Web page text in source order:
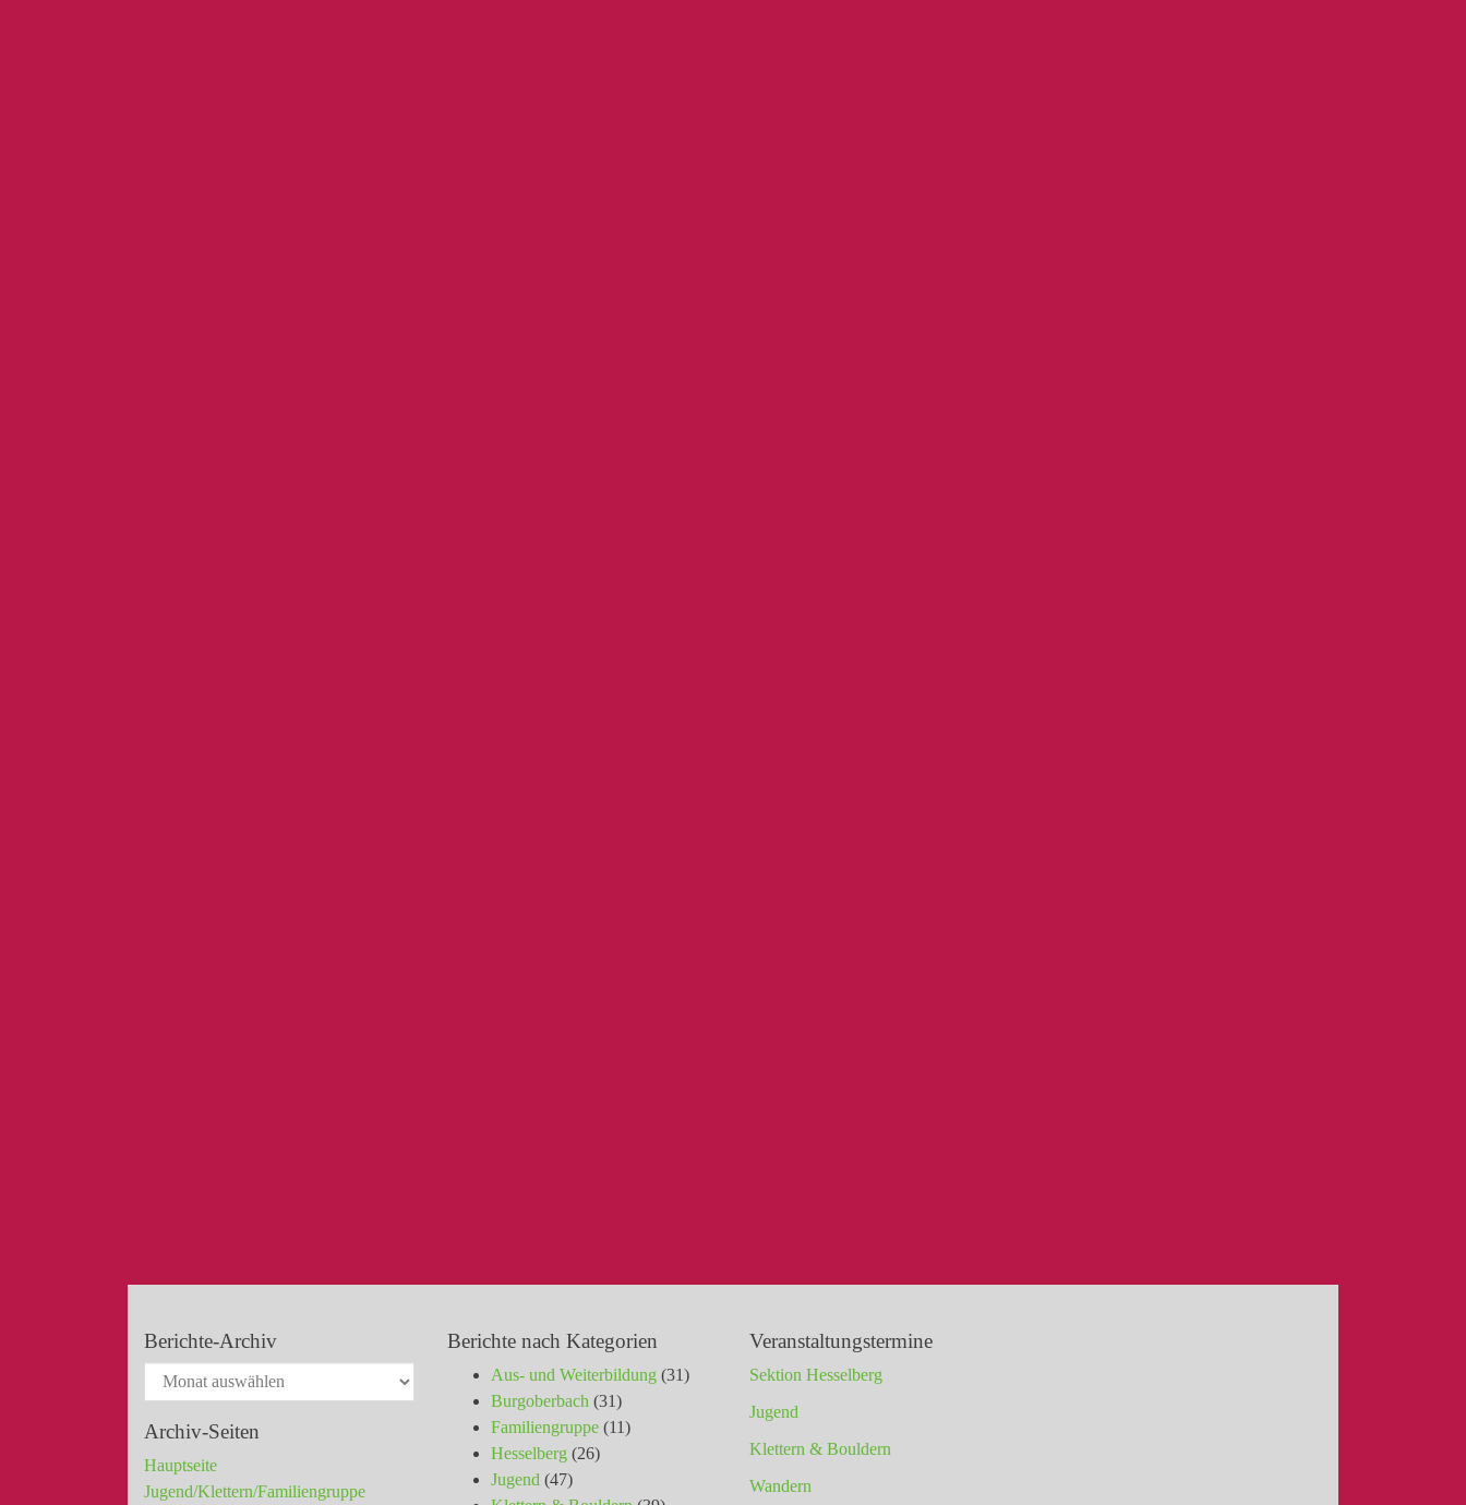
Berichte-Archiv
Archiv-Seiten
Hauptseite
Jugend/Klettern/Familiengruppe
Berichte nach Kategorien
Aus- und Weiterbildung(31)
Burgoberbach (31)
Familiengruppe(11)
Hesselberg(26)
Jugend (47)
Veranstaltungstermine
Sektion Hesselberg
Jugend
Klettern & Bouldern
Wandern